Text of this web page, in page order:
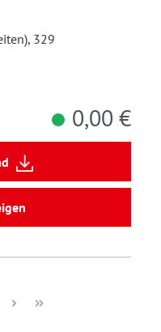
329
0,00 €